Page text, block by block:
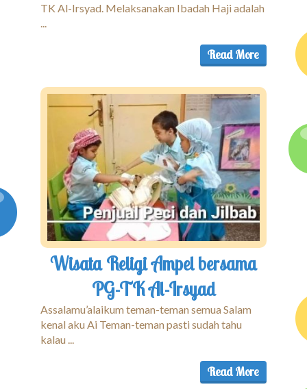
TK Al-Irsyad. Melaksanakan Ibadah Haji adalah
Read More
Wisata Religi Ampel bersama
PG-TK Al-Irsyad
Assalamu’alaikum teman-teman semua Salam
kenal aku Ai Teman-teman pasti sudah tahu
kalau ...
Read More